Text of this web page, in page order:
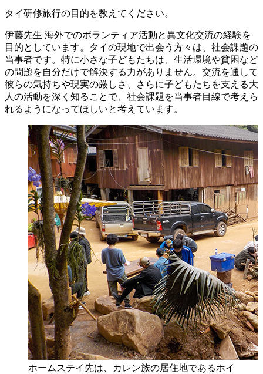
タイ研修旅行の目的を教えてください。
伊藤先生 海外でのボランティア活動と異文化交流の経験を
目的としています。タイの現地で出会う方々は、社会課題の
当事者です。特に小さな子どもたちは、生活環境や貧困など
の問題を自分だけで解決する力がありません。交流を通して
彼らの気持ちや現実の厳しさ、さらに子どもたちを支える大
人の活動を深く知ることで、社会課題を当事者目線で考えら
れるようになってほしいと考えています。
ホームステイ先は、カレン族の居住地であるホイ